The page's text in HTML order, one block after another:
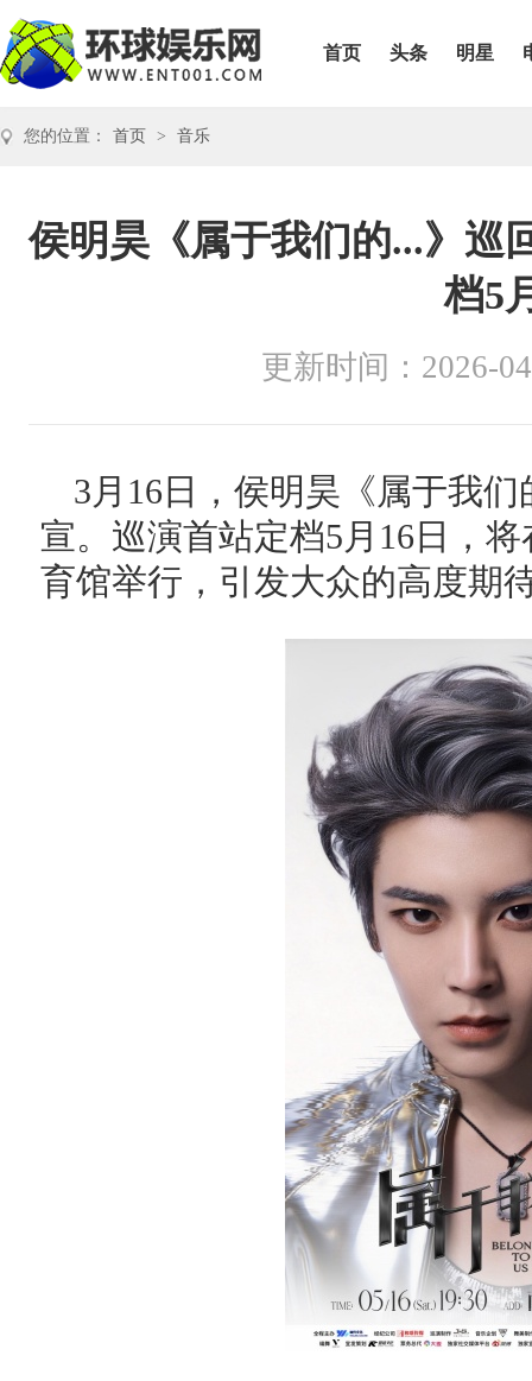
首页 头条 明星
您的位置： 首页 > 音乐
侯明昊《属于我们的...》巡
档5
更新时间：2026-
3月16日，侯明昊《属于我
宣。巡演首站定档5月16日，
育馆举行，引发大众的高度期